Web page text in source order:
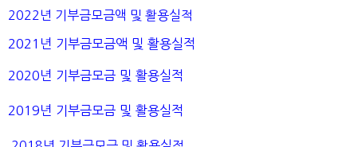
2022년 기부금모금액 및 활용실적
2021년 기부금모금액 및 활용실적
2020년 기부금모금 및 활용실적
2019년 기부금모금 및 활용실적